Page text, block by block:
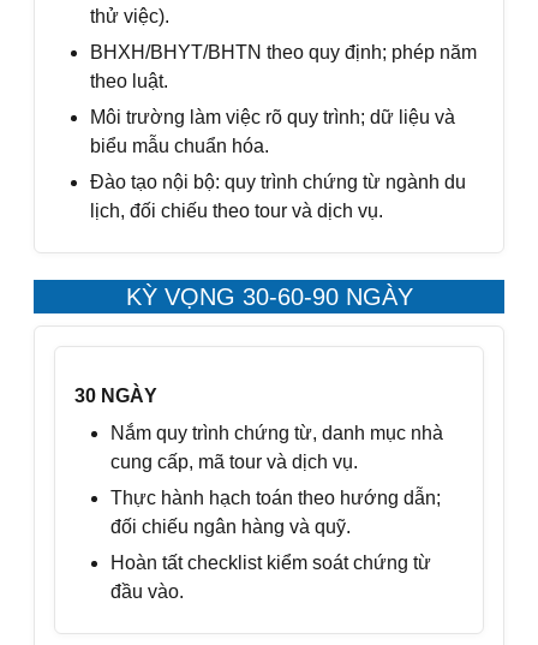
thử việc).
BHXH/BHYT/BHTN theo quy định; phép năm
theo luật.
Môi trường làm việc rõ quy trình; dữ liệu và
biểu mẫu chuẩn hóa.
Đào tạo nội bộ: quy trình chứng từ ngành du
lịch, đối chiếu theo tour và dịch vụ.
KỲ VỌNG 30-60-90 NGÀY
30 NGÀY
Nắm quy trình chứng từ, danh mục nhà
cung cấp, mã tour và dịch vụ.
Thực hành hạch toán theo hướng dẫn;
đối chiếu ngân hàng và quỹ.
Hoàn tất checklist kiểm soát chứng từ
đầu vào.